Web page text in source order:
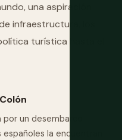
una aspiración
infraestructura, los
turística hasta el
un desembarco
la encuentran